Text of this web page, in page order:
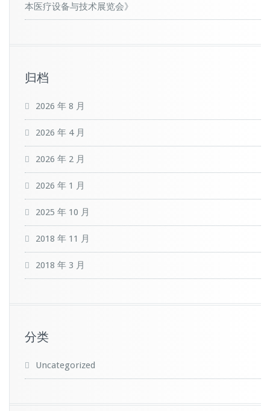
本医疗设备与技术展览会》
归档
2026 年 8 月
2026 年 4 月
2026 年 2 月
2026 年 1 月
2025 年 10 月
2018 年 11 月
2018 年 3 月
分类
Uncategorized